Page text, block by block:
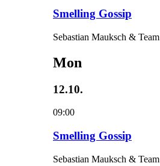
Smelling Gossip
Sebastian Mauksch & Team
Mon
12.10.
09:00
Smelling Gossip
Sebastian Mauksch & Team